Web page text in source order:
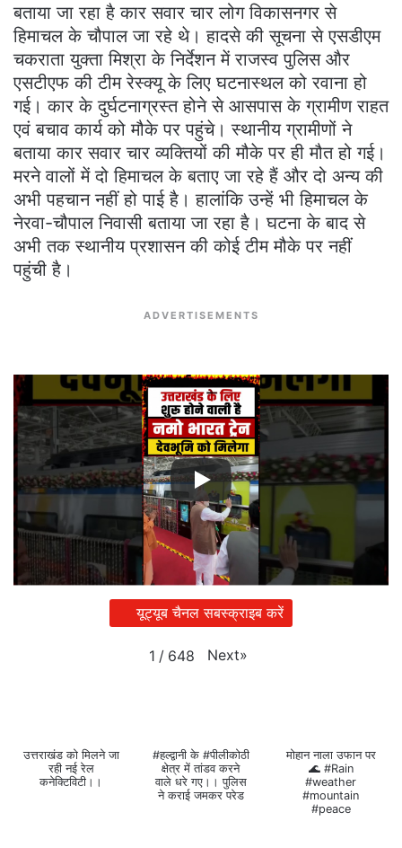
बताया जा रहा है कार सवार चार लोग विकासनगर से
हिमाचल के चौपाल जा रहे थे। हादसे की सूचना से एसडीएम
चकराता युक्ता मिश्रा के निर्देशन में राजस्व पुलिस और
एसटीएफ की टीम रेस्क्यू के लिए घटनास्थल को रवाना हो
गई। कार के दुर्घटनाग्रस्त होने से आसपास के ग्रामीण राहत
एवं बचाव कार्य को मौके पर पहुंचे। स्थानीय ग्रामीणों ने
बताया कार सवार चार व्यक्तियों की मौके पर ही मौत हो गई।
मरने वालों में दो हिमाचल के बताए जा रहे हैं और दो अन्‍य की
अभी पहचान नहीं हो पाई है। हालांकि उन्‍हें भी हिमाचल के
नेरवा-चौपाल निवासी बताया जा रहा है। घटना के बाद से
अभी तक स्थानीय प्रशासन की कोई टीम मौके पर नहीं
पहुंची है।
ADVERTISEMENTS
यूट्यूब चैनल सबस्क्राइब करें
1 / 648 Next»
उत्तराखंड को मिलने जा
रही नई रेल
कनेक्टिविटी।।
#हल्द्वानी के #पीलीकोठी
क्षेत्र में तांडव करने
वाले धरे गए।। पुलिस
ने कराई जमकर परेड
मोहान नाला उफान पर
🌊 #Rain
#weather
#mountain
#peace